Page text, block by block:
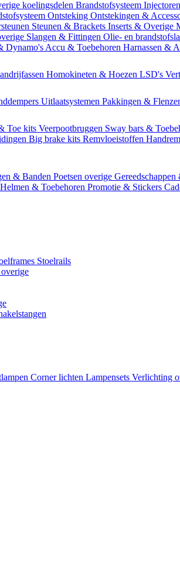
koelingsdelen Brandstofsysteem
Ontsteking Ontstekingen &
Steunen & Brackets Inserts & Overige
Slangen & Fittingen Olie- en
Dynamo's Accu & Toebehoren Harnassen &
Homokineten & Hoezen LSD's
Uitlaatsystemen Pakkingen &
Toe kits Veerpootbruggen Sway bars &
Big brake kits Remvloeistoffen
& Banden Poetsen overige
Helmen & Toebehoren Promotie & Stickers
Stoelrails
Corner lichten Lampensets Verlichting